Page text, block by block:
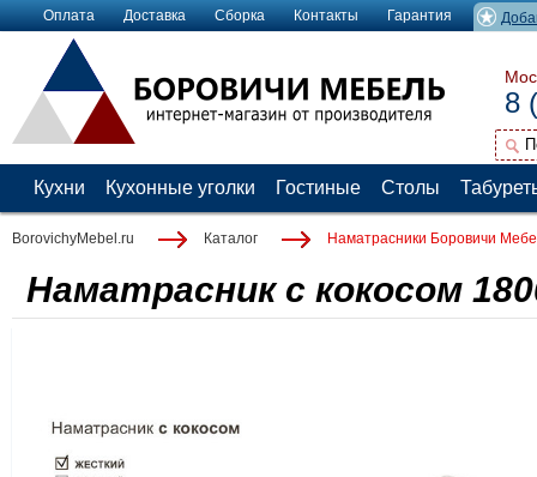
Оплата Доставка Сборка Контакты Гарантия
8
Кухни Кухонные уголки Гостиные Столы
BorovichyMebel.ru Каталог Наматрасники Боровичи
Наматрасник с кокосом